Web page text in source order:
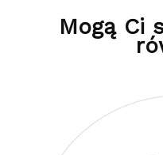
Mogą Ci